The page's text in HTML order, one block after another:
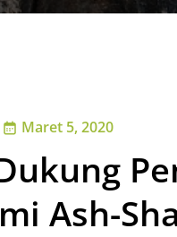
Maret 5, 2020
Ash-